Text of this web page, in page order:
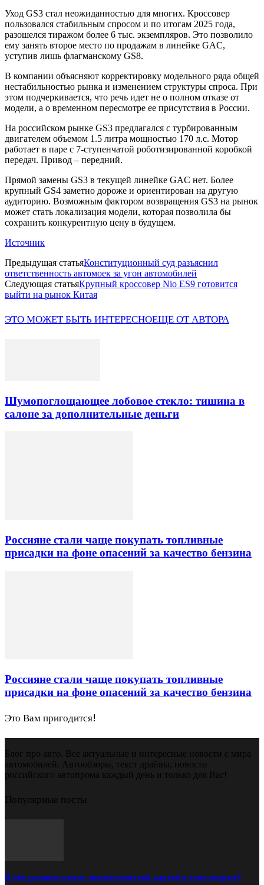
Уход GS3 стал неожиданностью для многих. Кроссовер
пользовался стабильным спросом и по итогам 2025 года,
разошелся тиражом более 6 тыс. экземпляров. Это позволило
ему занять второе место по продажам в линейке GAC,
уступив лишь флагманскому GS8.
В компании объясняют корректировку модельного ряда общей
нестабильностью рынка и изменением структуры спроса. При
этом подчеркивается, что речь идет не о полном отказе от
модели, а о временном пересмотре ее присутствия в России.
На российском рынке GS3 предлагался с турбированным
двигателем объемом 1.5 литра мощностью 170 л.с. Мотор
работает в паре с 7-ступенчатой роботизированной коробкой
передач. Привод – передний.
Прямой замены GS3 в текущей линейке GAC нет. Более
крупный GS4 заметно дороже и ориентирован на другую
аудиторию. Возможным фактором возвращения GS3 на рынок
может стать локализация модели, которая позволила бы
сохранить конкурентную цену в будущем.
Источник
Предыдущая статьяКонституционный суд разъяснил
ответственность автомоек за угон автомобилей
Следующая статьяКрупный кроссовер Nio ES9 готовится
выйти на рынок Китая
ЭТО МОЖЕТ БЫТЬ ИНТЕРЕСНОЕЩЕ ОТ АВТОРА
Шумопоглощающее лобовое стекло: тишина в
салоне за дополнительные деньги
Россияне стали чаще покупать топливные
присадки на фоне опасений за качество бензина
Россияне стали чаще покупать топливные
присадки на фоне опасений за качество бензина
Это Вам пригодится!
Блог про авто. Все актуальные и интересные новости с мира
автомобилей. Автообзоры, текст драйвы, новости
российского автопрома каждый день и только для Вас!
Популярные посты
В чём разница между диагностической картой и техосмотром?